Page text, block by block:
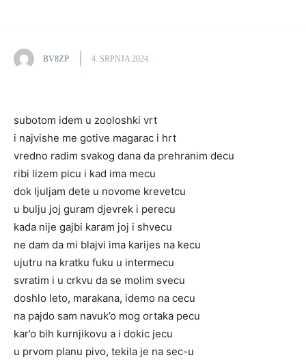
BV8ZP 4. SRPNJA 2024.
subotom idem u zooloshki vrt
i najvishe me gotive magarac i hrt
vredno radim svakog dana da prehranim decu
ribi lizem picu i kad ima mecu
dok ljuljam dete u novome krevetcu
u bulju joj guram djevrek i perecu
kada nije gajbi karam joj i shvecu
ne dam da mi blajvi ima karijes na kecu
ujutru na kratku fuku u intermecu
svratim i u crkvu da se molim svecu
doshlo leto, marakana, idemo na cecu
na pajdo sam navuk’o mog ortaka pecu
kar’o bih kurnjikovu a i dokic jecu
u prvom planu pivo, tekila je na sec-u